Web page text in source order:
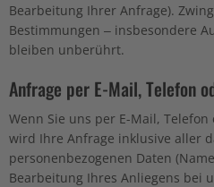
Bearbeitung Ihrer Anfrage).
Bestimmungen – insbesondere
bleiben unberührt.
Anfrage per E-Mail, Telefon
Wenn Sie uns per E-Mail,
wird Ihre Anfrage inklusive aller
personenbezogenen Daten
Bearbeitung Ihres Anliegens bei